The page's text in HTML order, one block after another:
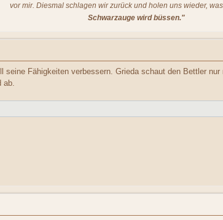
vor mir. Diesmal schlagen wir zurück und holen uns wieder,
Schwarzauge wird büssen."
seine Fähigkeiten verbessern. Grieda schaut den Bettler